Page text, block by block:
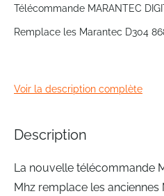
to
beginning
gallery
Télécommande MARANTEC
Remplace les Marantec D304
Voir la description complète
Description
La nouvelle télécommande
Mhz remplace les anciennes